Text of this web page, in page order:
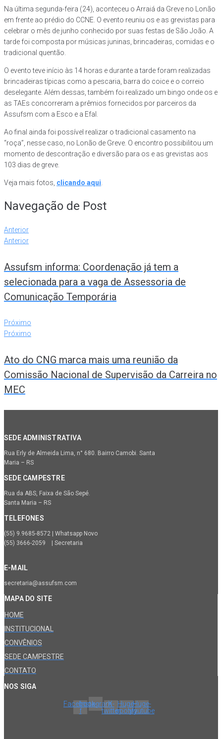
Na última segunda-feira (24), aconteceu o Arraiá da Greve no Lonão
em frente ao prédio do CCNE. O evento reuniu os e as grevistas para
celebrar o mês de junho conhecido por suas festas de São João. A
tarde foi composta por músicas juninas, brincadeiras, comidas e o
tradicional quentão.
O evento teve início às 14 horas e durante a tarde foram realizadas
brincadeiras típicas como a pescaria, barra do coice e o correio
deselegante. Além dessas, também foi realizado um bingo onde os e
as TAEs concorreram a prêmios fornecidos por parceiros da
Assufsm com a Esco e a Efal.
Ao final ainda foi possível realizar o tradicional casamento na
“roça”, nesse caso, no Lonão de Greve. O encontro possibilitou um
momento de descontração e diversão para os e as grevistas aos
103 dias de greve.
Veja mais fotos, clicando aqui
Navegação de Post
Anterior
Anterior
Assufsm informa: Coordenação já tem a
selecionada para a vaga de Assessoria de
Comunicação Temporária
Próximo
Próximo
Ato do CNG marca mais uma reunião da
Comissão Nacional de Supervisão da Carreira no
MEC
SEDE ADMINISTRATIVA
Rua Erly de Almeida Lima, n° 680. Bairro Camobi. Santa
Maria – RS
SEDE CAMPESTRE
Rua da ABS, Faixa de São Sepé.
Santa Maria – RS
TELEFONES
(55) 9.9685-8572 | Whatsapp Novo
(55) 3666-2059 | Secretaria
E-MAIL
secretaria@assufsm.com
MAPA DO SITE
HOME
INSTITUCIONAL
CONVÊNIOS
SEDE CAMPESTRE
CONTATO
NOS SIGA
Facebook-
f
InstagramX-
twitter
Huge-
spotify
Huge-
youtube